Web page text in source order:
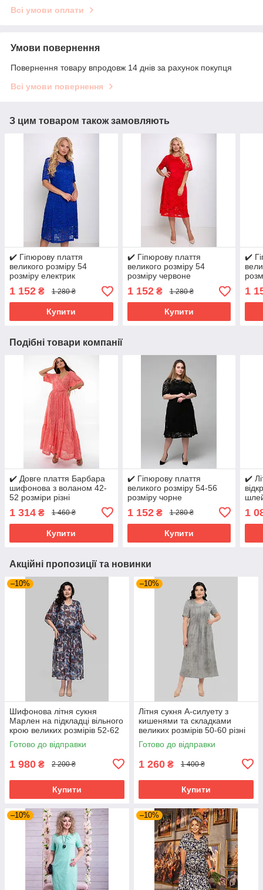
Всі умови оплати
Умови повернення
Повернення товару впродовж 14 днів за рахунок покупця
Всі умови повернення
З цим товаром також замовляють
✔️ Гіпюрову плаття
великого розміру 54
розміру електрик
1 152 ₴ 1 280 ₴
Купити
✔️ Гіпюрову плаття
великого розміру 54
розміру червоне
1 152₴ 1 280 ₴
Купити
✔️
1
Подібні товари компанії
✔️ Довге плаття Барбара
шифонова з воланом 42-
52 розміри різні
1 314 ₴ 1 460 ₴
Купити
✔️ Гіпюрову плаття
великого розміру 54-56
розміру чорне
1 152₴ 1 280 ₴
Купити
✔️
1
Акційні пропозиції та новинки
–10%
Шифонова літня сукня
Марлен на підкладці вільного
крою великих розмірів 52-62
різні кольори
Готово до відправки
1 980 ₴ 2 200 ₴
Купити
–10%
Літня сукня А-силуету з
кишенями та складками
великих розмірів 50-60 різні
кольори сіра
Готово до відправки
1 260 ₴ 1 400 ₴
Купити
–10% –10%